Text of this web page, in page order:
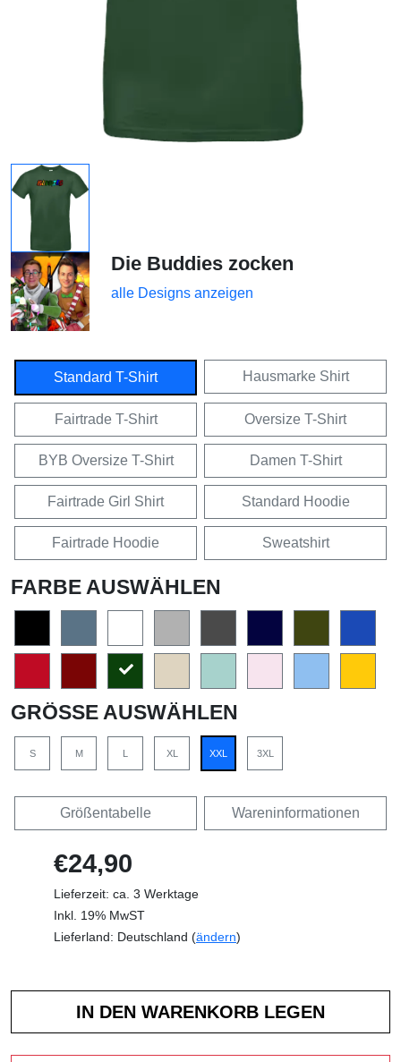
Die Buddies zocken
alle Designs anzeigen
Standard T-Shirt Hausmarke Shirt
Fairtrade T-Shirt Oversize T-Shirt
BYB Oversize T-Shirt Damen T-Shirt
Fairtrade Girl Shirt Standard Hoodie
Fairtrade Hoodie Sweatshirt
FARBE AUSWÄHLEN
GRÖSSE AUSWÄHLEN
S M L XL XXL 3XL
Größentabelle Wareninformationen
€24,90
Lieferzeit: ca. 3 Werktage
Inkl. 19% MwST
Lieferland: Deutschland (ändern)